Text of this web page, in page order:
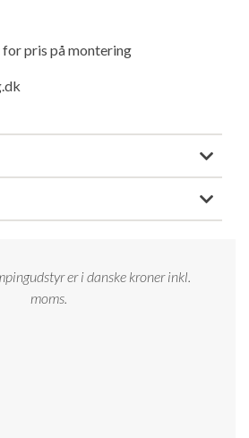
af foto og video
Kundeklub
pris på montering
er i danske kroner inkl.
moms.